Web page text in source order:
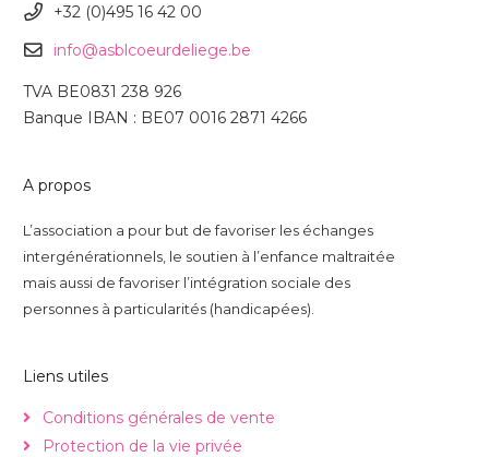
+32 (0)495 16 42 00
info@asblcoeurdeliege.be
TVA BE0831 238 926
Banque IBAN : BE07 0016 2871 4266
A propos
L’association a pour but de favoriser les échanges
intergénérationnels, le soutien à l’enfance maltraitée
mais aussi de favoriser l’intégration sociale des
personnes à particularités (handicapées).
Liens utiles
Conditions générales de vente
Protection de la vie privée